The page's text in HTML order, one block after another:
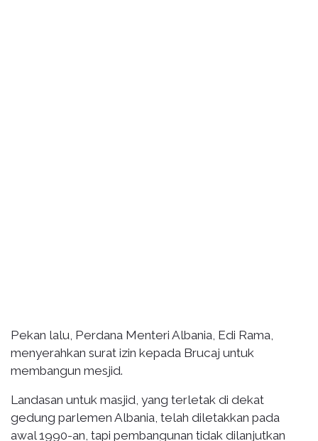
Pekan lalu, Perdana Menteri Albania, Edi Rama,
menyerahkan surat izin kepada Brucaj untuk
membangun mesjid.
Landasan untuk masjid, yang terletak di dekat
gedung parlemen Albania, telah diletakkan pada
awal 1990-an, tapi pembangunan tidak dilanjutkan